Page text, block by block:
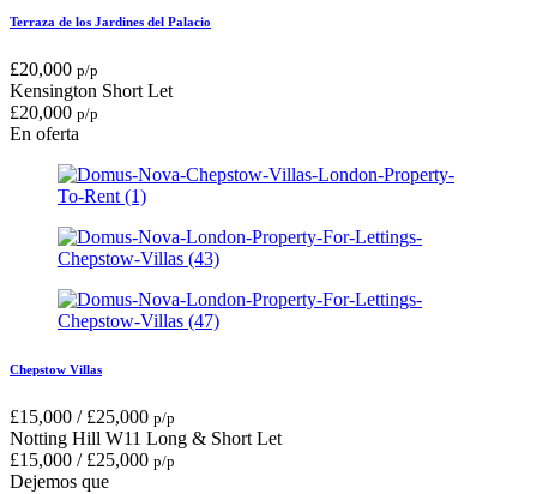
Terraza de los Jardines del Palacio
£20,000 p/p
Kensington Short Let
£20,000 p/p
En oferta
Chepstow Villas
£15,000 / £25,000 p/p
Notting Hill W11 Long & Short Let
£15,000 / £25,000 p/p
Dejemos que